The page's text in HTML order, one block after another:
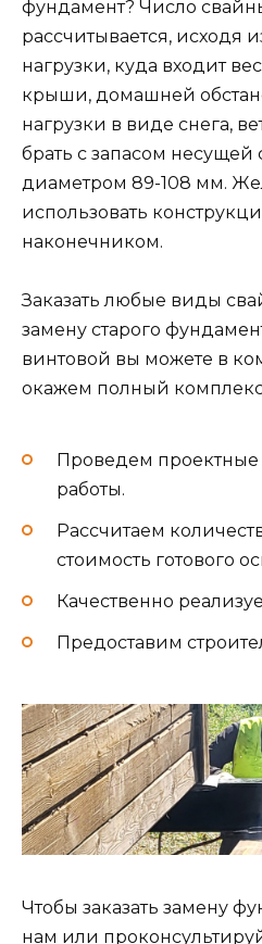
фундамент? Число
рассчитывается, исходя
нагрузки, куда входит
крыши, домашней
нагрузки в виде снега,
брать с запасом несущей
диаметром 89-108 мм.
использовать
наконечником.
Заказать любые виды
замену старого
винтовой вы можете в
окажем полный комплекс
Проведем проектные
работы.
Рассчитаем
стоимость готового
Качественно
Предоставим
Чтобы заказать замену
нам или